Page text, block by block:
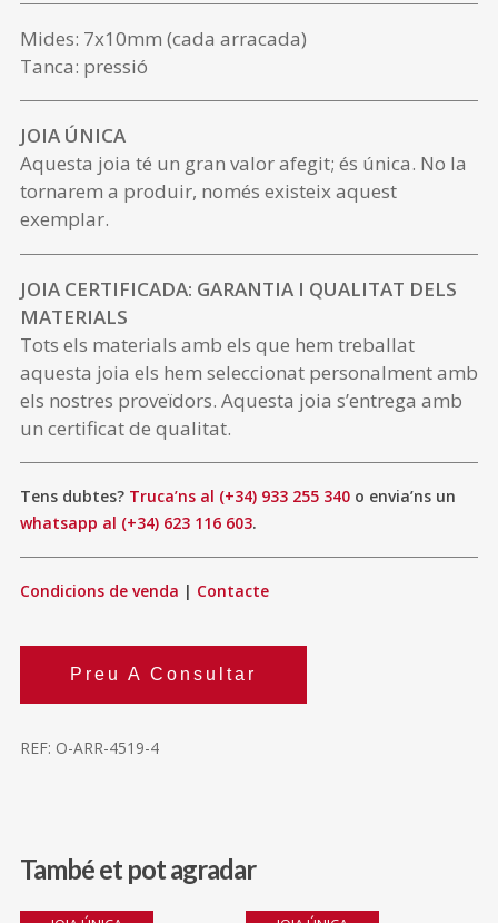
Mides: 7x10mm (cada arracada)
Tanca: pressió
JOIA ÚNICA
Aquesta joia té un gran valor afegit; és única. No la
tornarem a produir, només existeix aquest
exemplar.
JOIA CERTIFICADA: GARANTIA I QUALITAT DELS
MATERIALS
Tots els materials amb els que hem treballat
aquesta joia els hem seleccionat personalment amb
els nostres proveïdors. Aquesta joia s’entrega amb
un certificat de qualitat.
Tens dubtes? Truca’ns al (+34) 933 255 340 o envia’ns un
whatsapp al (+34) 623 116 603.
Condicions de venda | Contacte
Preu A Consultar
REF: O-ARR-4519-4
També et pot agradar